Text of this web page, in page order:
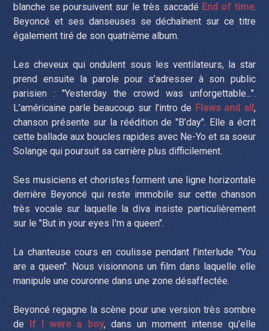
blanche se poursuivent sur le très saccadé End of time.
Beyoncé et ses danseuses se déchaînent sur ce titre
également tiré de son quatrième album.
Les cheveux qui ondulent sous les ventilateurs, la star
prend ensuite la parole pour s’adresser à son public
parisien : "Yesterday the crowd was unforgettable...".
L’américaine parle beaucoup sur l'intro de Flaws and all,
chanson présente sur la réédition de "B’day". Elle a écrit
cette ballade aux boucles rapides avec Ne-Yo et sa soeur
Solange qui poursuit sa carrière plus difficilement.
Ses musiciens et choristes forment une ligne horizontale
derrière Beyoncé qui reste immobile sur cette chanson
très vocale sur laquelle la diva insiste particulièrement
sur le "But in your eyes I'm a queen".
La chanteuse cours en coulisse pendant l’interlude "You
are a queen". Nous visionnons un film dans laquelle elle
manipule une couronne dans une zone désaffectée.
Beyoncé regagne la scène pour une version très sombre
de If I were a boy, dans un moment intense qu’elle